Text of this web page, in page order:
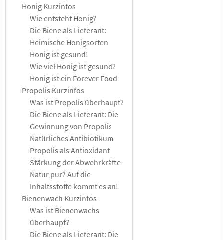
Honig Kurzinfos
Wie entsteht Honig?
Die Biene als Lieferant:
Heimische Honigsorten
Honig ist gesund!
Wie viel Honig ist gesund?
Honig ist ein Forever Food
Propolis Kurzinfos
Was ist Propolis überhaupt?
Die Biene als Lieferant: Die
Gewinnung von Propolis
Natürliches Antibiotikum
Propolis als Antioxidant
Stärkung der Abwehrkräfte
Natur pur? Auf die
Inhaltsstoffe kommt es an!
Bienenwach Kurzinfos
Was ist Bienenwachs
überhaupt?
Die Biene als Lieferant: Die